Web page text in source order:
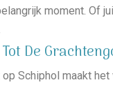
moment. Of
De
Schiphol maakt